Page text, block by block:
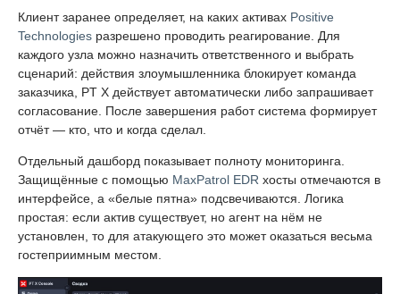
Клиент заранее определяет, на каких активах Positive
Technologies разрешено проводить реагирование. Для
каждого узла можно назначить ответственного и выбрать
сценарий: действия злоумышленника блокирует команда
заказчика, PT X действует автоматически либо запрашивает
согласование. После завершения работ система формирует
отчёт — кто, что и когда сделал.
Отдельный дашборд показывает полноту мониторинга.
Защищённые с помощью MaxPatrol EDR хосты отмечаются в
интерфейсе, а «белые пятна» подсвечиваются. Логика
простая: если актив существует, но агент на нём не
установлен, то для атакующего это может оказаться весьма
гостеприимным местом.